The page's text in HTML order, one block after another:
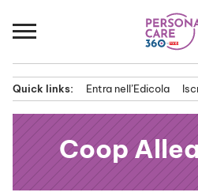
al
principale
Quick links: Entra nell’Edicola
Coop